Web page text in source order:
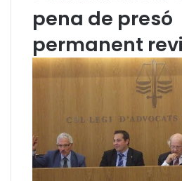
pena de presó
permanent